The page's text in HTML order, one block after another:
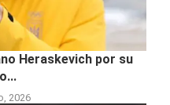
Heraskevich por su
2026